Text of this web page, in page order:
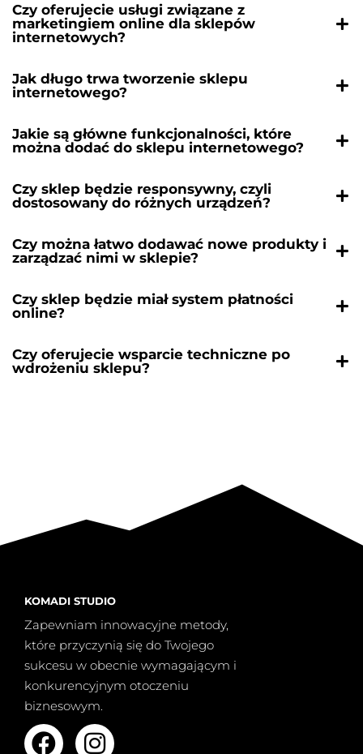
Czy oferujecie usługi związane z
marketingiem online dla sklepów
internetowych?
Jak długo trwa tworzenie sklepu
internetowego?
Jakie są główne funkcjonalności, które
można dodać do sklepu internetowego?
Czy sklep będzie responsywny, czyli
dostosowany do różnych urządzeń?
Czy można łatwo dodawać nowe produkty i
zarządzać nimi w sklepie?
Czy sklep będzie miał system płatności
online?
Czy oferujecie wsparcie techniczne po
wdrożeniu sklepu?
KOMADI STUDIO
Zapewniam innowacyjne metody,
które przyczynią się do Twojego
sukcesu w obecnie wymagającym i
konkurencyjnym otoczeniu
biznesowym.